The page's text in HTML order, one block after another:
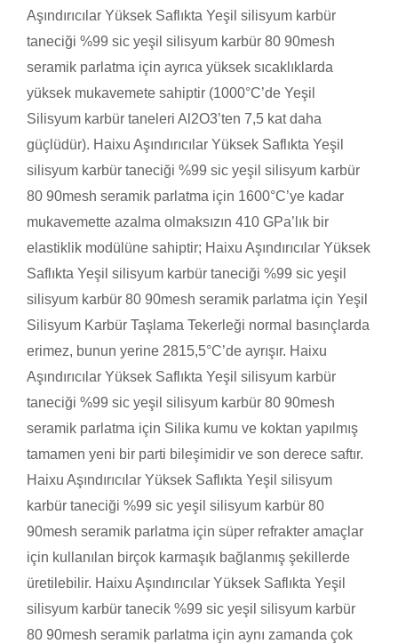
Aşındırıcılar Yüksek Saflıkta Yeşil silisyum karbür
taneciği %99 sic yeşil silisyum karbür 80 90mesh
seramik parlatma için ayrıca yüksek sıcaklıklarda
yüksek mukavemete sahiptir (1000°C’de Yeşil
Silisyum karbür taneleri Al2O3’ten 7,5 kat daha
güçlüdür). Haixu Aşındırıcılar Yüksek Saflıkta Yeşil
silisyum karbür taneciği %99 sic yeşil silisyum karbür
80 90mesh seramik parlatma için 1600°C’ye kadar
mukavemette azalma olmaksızın 410 GPa’lık bir
elastiklik modülüne sahiptir; Haixu Aşındırıcılar Yüksek
Saflıkta Yeşil silisyum karbür taneciği %99 sic yeşil
silisyum karbür 80 90mesh seramik parlatma için Yeşil
Silisyum Karbür Taşlama Tekerleği normal basınçlarda
erimez, bunun yerine 2815,5°C’de ayrışır. Haixu
Aşındırıcılar Yüksek Saflıkta Yeşil silisyum karbür
taneciği %99 sic yeşil silisyum karbür 80 90mesh
seramik parlatma için Silika kumu ve koktan yapılmış
tamamen yeni bir parti bileşimidir ve son derece saftır.
Haixu Aşındırıcılar Yüksek Saflıkta Yeşil silisyum
karbür taneciği %99 sic yeşil silisyum karbür 80
90mesh seramik parlatma için süper refrakter amaçlar
için kullanılan birçok karmaşık bağlanmış şekillerde
üretilebilir. Haixu Aşındırıcılar Yüksek Saflıkta Yeşil
silisyum karbür tanecik %99 sic yeşil silisyum karbür
80 90mesh seramik parlatma için aynı zamanda çok